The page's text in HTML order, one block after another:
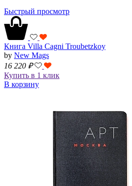
Быстрый просмотр
Книга Villa Cagni Troubetzkoy
by New Mags
16 220 ₽
Купить в 1 клик
В корзину